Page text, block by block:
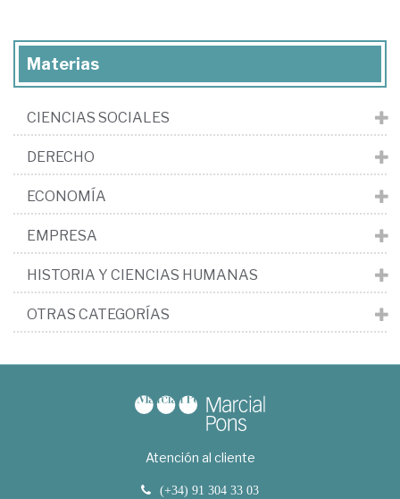
Materias
CIENCIAS SOCIALES
DERECHO
ECONOMÍA
EMPRESA
HISTORIA Y CIENCIAS HUMANAS
OTRAS CATEGORÍAS
Atención al cliente
(+34) 91 304 33 03